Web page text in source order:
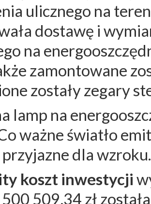
ulicznego na
dostawę i
na
zamontowane
zostały zegary
lamp na
ważne światło
dla wzroku.
koszt inwestycji
509,34 zł